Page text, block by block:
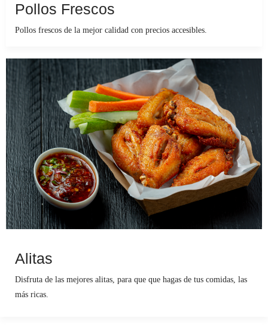
Pollos Frescos
Pollos frescos de la mejor calidad con precios accesibles.
Alitas
Disfruta de las mejores alitas, para que que hagas de tus comidas, las
más ricas.